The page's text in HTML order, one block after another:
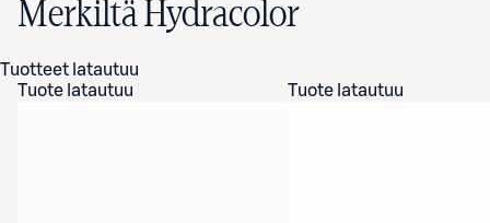
Merkiltä Hydracolor
Tuotteet latautuu
Tuote latautuu
Tuote latautuu